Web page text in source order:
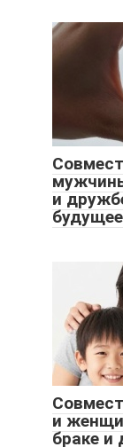
и
будущее
и
браке и